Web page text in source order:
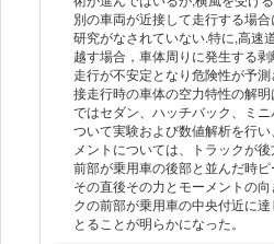
別の車両が近接して走行する場
研究がなされていない.特に,高速
越す場合，車体周りに発生する
走行が不安定となり危険性が予
接走行時の車体の空力特性の解
ではセダン、ハッチバック、ミ
ついて実験および数値解析を行
メントについては、トラックが
前部が乗用車の後部と並んだ時
その直後その力とモーメントの
クの前部が乗用車の中央付近に
とることが明らかになった。